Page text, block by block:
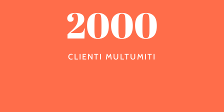
2000
CLIENTI MULTUMITI